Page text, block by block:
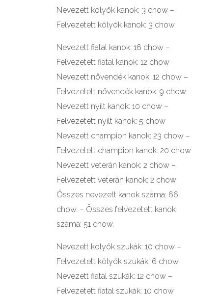
Nevezett kölyök kanok: 3 chow –
Felvezetett kölyök kanok: 3 chow
Nevezett fiatal kanok: 16 chow –
Felvezetett fiatal kanok: 12 chow
Nevezett növendék kanok: 12 chow –
Felvezetett növendék kanok: 9 chow
Nevezett nyílt kanok: 10 chow –
Felvezetett nyílt kanok: 5 chow
Nevezett champion kanok: 23 chow –
Felvezetett champion kanok: 20 chow
Nevezett veterán kanok: 2 chow –
Felvezetett veterán kanok: 2 chow
Összes nevezett kanok száma: 66
chow. – Összes felvezetett kanok
száma: 51 chow.
Nevezett kölyök szukák: 10 chow –
Felvezetett kölyök szukák: 6 chow
Nevezett fiatal szukák: 12 chow –
Felvezetett fiatal szukák: 10 chow